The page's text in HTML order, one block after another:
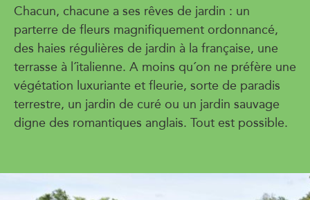
Chacun, chacune a ses rêves de jardin : un
parterre de fleurs magnifiquement ordonnancé,
des haies régulières de jardin à la française, une
terrasse à l´italienne. A moins qu´on ne préfère une
végétation luxuriante et fleurie, sorte de paradis
terrestre, un jardin de curé ou un jardin sauvage
digne des romantiques anglais. Tout est possible.